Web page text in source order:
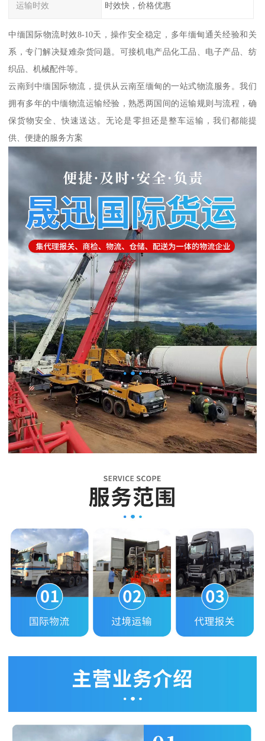
运输时效 时效快，价格优惠
中缅国际物流时效8-10天，操作安全稳定，多年缅甸通关经验和关
系，专门解决疑难杂货问题。可接机电产品化工品、电子产品、纺
织品、机械配件等。
云南到中缅国际物流，提供从云南至缅甸的一站式物流服务。我们
拥有多年的中缅物流运输经验，熟悉两国间的运输规则与流程，确
保货物安全、快速送达。无论是零担还是整车运输，我们都能提
供、便捷的服务方案